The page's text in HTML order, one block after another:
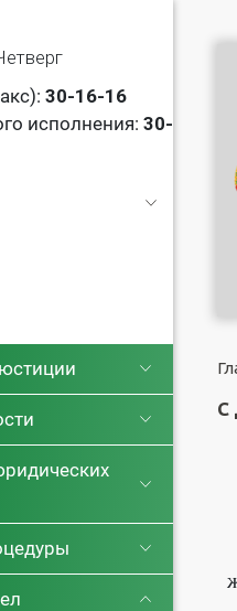
30-16-16
исполнения: 30-
С